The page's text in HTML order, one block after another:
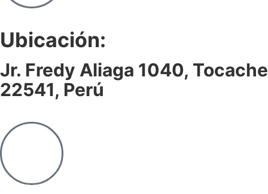
Ubicación:
Jr. Fredy Aliaga 1040, Tocache
22541, Perú